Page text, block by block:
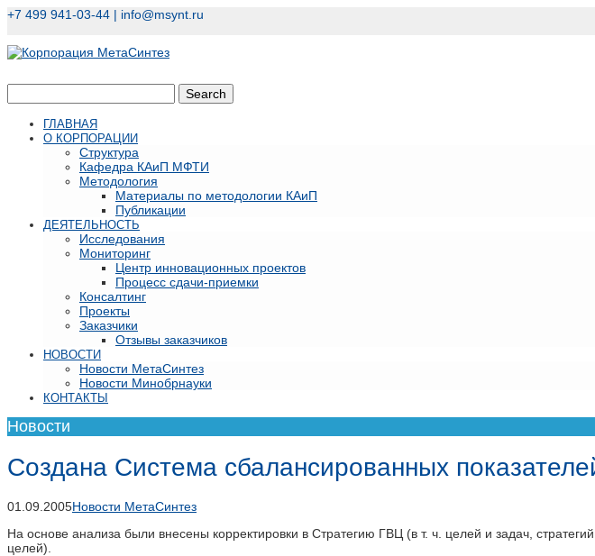
+7 499 941-03-44 | info@msynt.ru
ГЛАВНАЯ
О КОРПОРАЦИИ
Структура
Кафедра КАиП МФТИ
Методология
Материалы по методологии КАиП
Публикации
ДЕЯТЕЛЬНОСТЬ
Исследования
Мониторинг
Центр инновационных проектов
Процесс сдачи-приемки
Консалтинг
Проекты
Заказчики
Отзывы заказчиков
НОВОСТИ
Новости МетаСинтез
Новости Минобрнауки
КОНТАКТЫ
Новости
Создана Система сбалансированных
01.09.2005Новости МетаСинтез
На основе анализа были внесены корректировки в Стратегию ГВЦ (в т. ч. целей и задач,
целей).